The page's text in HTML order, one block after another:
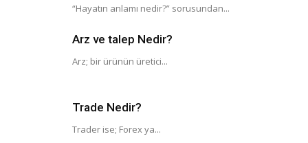
“Hayatın anlamı nedir?” sorusundan...
Arz ve talep Nedir?
Arz; bir ürünün üretici...
Trade Nedir?
Trader ise; Forex ya...